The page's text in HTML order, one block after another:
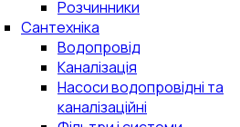
Розчинники
Сантехніка
Водопровід
Каналізація
Насоси водопровідні та
каналізаційні